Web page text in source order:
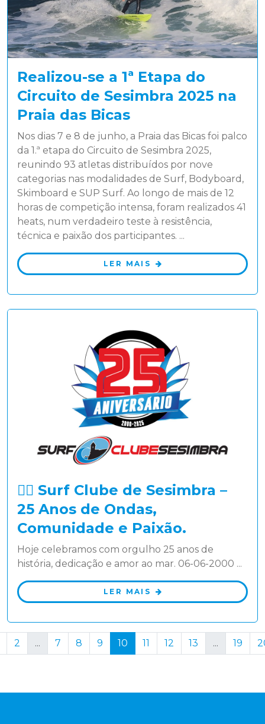
Realizou-se a 1ª Etapa do
Circuito de Sesimbra 2025 na
Praia das Bicas
Nos dias 7 e 8 de junho, a Praia das Bicas foi palco
da 1.ª etapa do Circuito de Sesimbra 2025,
reunindo 93 atletas distribuídos por nove
categorias nas modalidades de Surf, Bodyboard,
Skimboard e SUP Surf. Ao longo de mais de 12
horas de competição intensa, foram realizados 41
heats, num verdadeiro teste à resistência,
técnica e paixão dos participantes. ...
LER MAIS
🏄‍♂️ Surf Clube de Sesimbra –
25 Anos de Ondas,
Comunidade e Paixão.
Hoje celebramos com orgulho 25 anos de
história, dedicação e amor ao mar. 06-06-2000 ...
LER MAIS
2 ... 7 8 9 10 11 12 13 ... 19